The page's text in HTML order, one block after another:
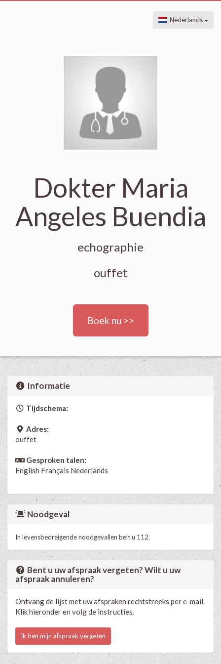
Nederlands
Dokter Maria
Angeles Buendia
echographie
ouffet
Boek nu >>
Informatie
Tijdschema:
Adres:
ouffet
Gesproken talen:
English Français Nederlands
Noodgeval
In levensbedreigende noodgevallen belt u 112.
Bent u uw afspraak vergeten? Wilt u uw
afspraak annuleren?
Ontvang de lijst met uw afspraken rechtstreeks per e-mail.
Klik hieronder en volg de instructies.
Ik ben mijn afspraak vergeten